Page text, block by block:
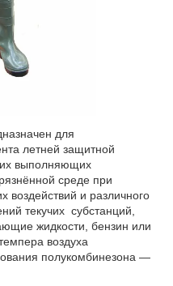
для
летней защитной
выполняющих
среде при
воздействий и различного
текучих субстанций,
жидкости, бензин или
воздуха
полукомбинезона ―